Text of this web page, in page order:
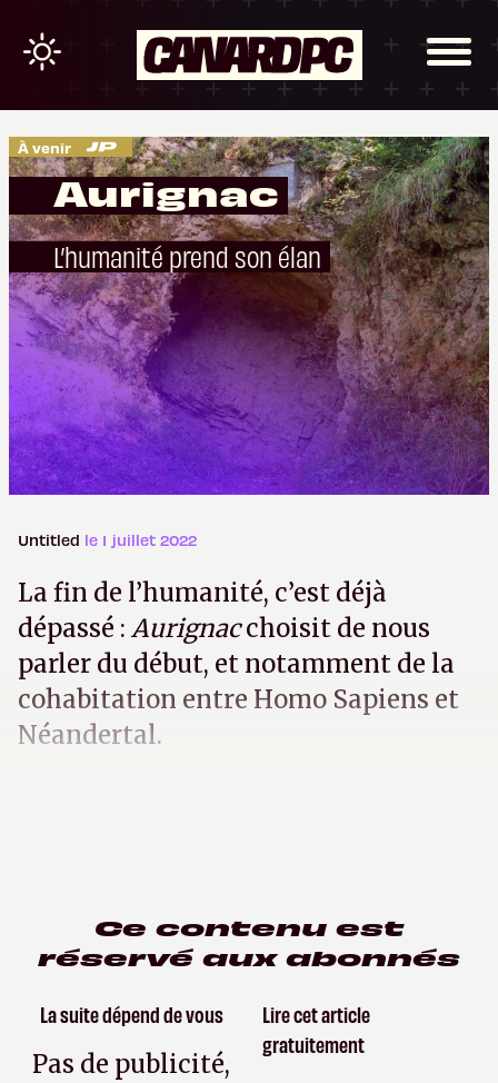
À venir
Aurignac
L’humanité prend son élan
Untitled le 1 juillet 2022
La fin de l’humanité, c’est déjà
dépassé : Aurignacchoisit de nous
parler du début, et notamment de la
cohabitation entre Homo Sapiens et
Néandertal.
Ce contenu est
réservé aux abonnés
La suite dépend de vous
Pas de publicité,
Lire cet article
gratuitement